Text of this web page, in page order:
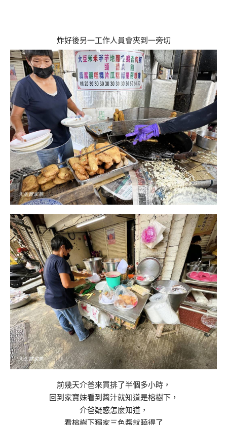
炸好後另一工作人員會夾到一旁切
前幾天介爸來買排了半個多小時，
回到家寶妹看到醬汁就知道是榕樹下，
介爸疑惑怎麼知道，
看榕樹下獨家三色醬就曉得了